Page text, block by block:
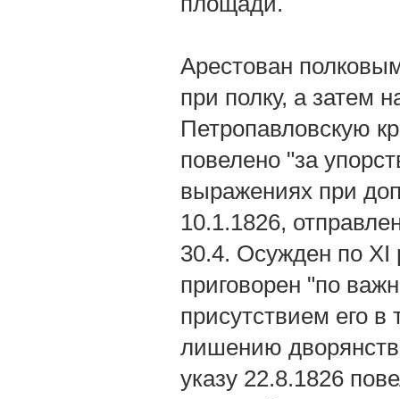
Арестован
при полку, а затем
Петропавловскую
повелено "за
выражениях при
10.1.1826,
30.4. Осужден по XI
приговорен "по
присутствием его в
лишению
указу 22.8.1826